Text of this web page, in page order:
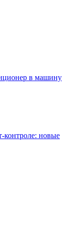
в машину
контроле: новые